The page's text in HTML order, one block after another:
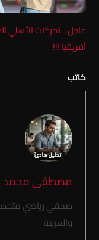
عاجل .. تحركات الأهلي
أفريقيا !!!
كاتب
مصطفى محمد
صحفي رياضي
والعربية.